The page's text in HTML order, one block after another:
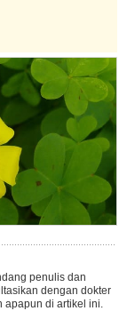
penulis dan
dengan dokter
apapun di artikel ini.